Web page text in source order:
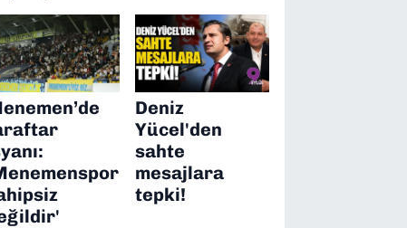
Deniz
Yücel'den
sahte
mesajlara
tepki!